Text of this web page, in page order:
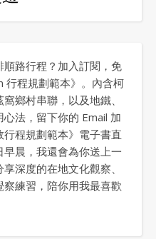
路行程？加入訂閱，免
行程規劃範本》。內含柯
鄉村串聯，以及地鐵、
法，留下你的 Email 加
程規劃範本》電子書直
晨，我還會為你送上一
深度的在地文化觀察、
練習，陪你用我最喜歡